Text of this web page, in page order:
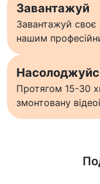
Завантажуй
Завантажуй своє
нашим
Протягом 15-30
змонтовану